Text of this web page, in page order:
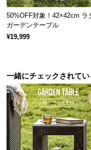
に
つ
い
て
入
経
路
に
つ
い
て
ラタンの自然の
シワや質感まで表
イク感を与えず上
50%OFF対象！42×42cm ラ
ガーデンテーブル
¥19,999
一緒にチェックされて